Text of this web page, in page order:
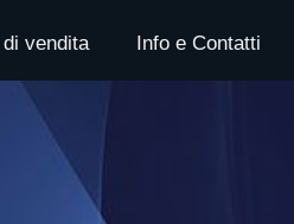
vendita Info e Contatti